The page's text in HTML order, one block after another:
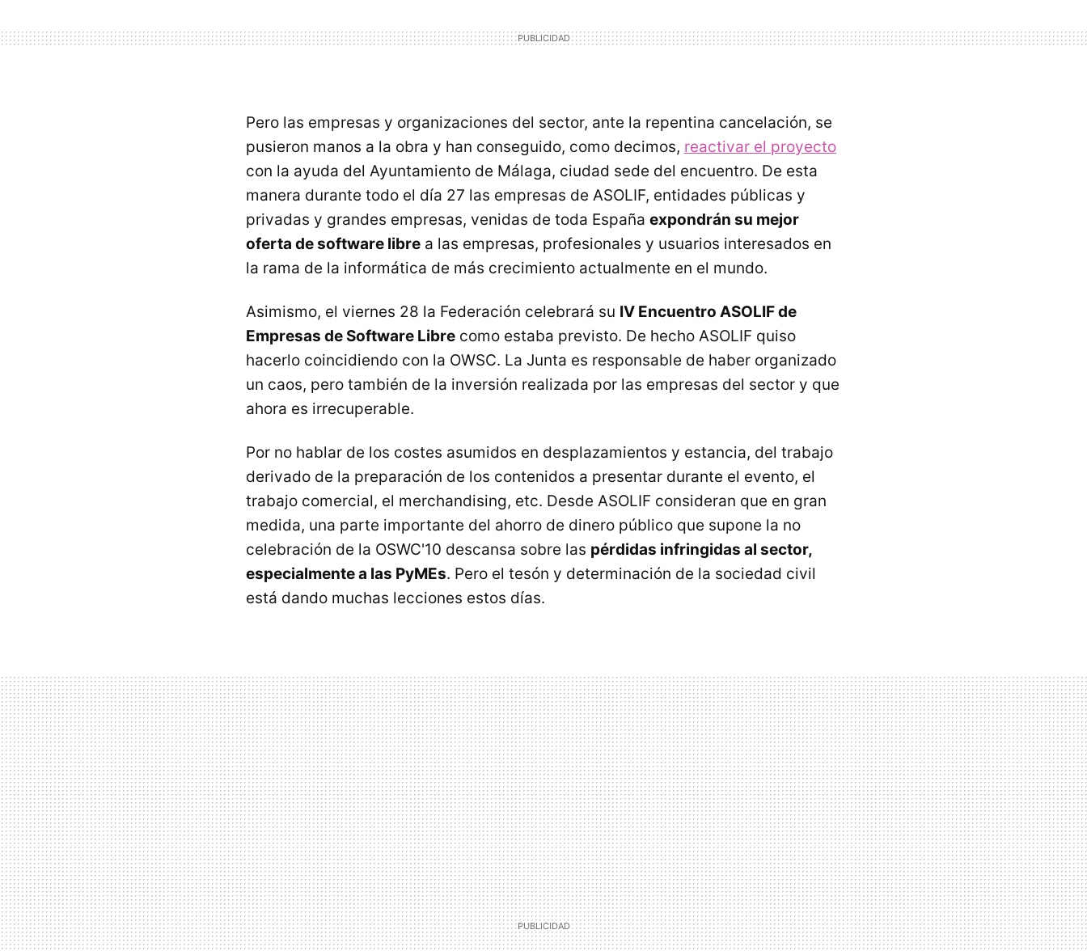
Pero las empresas y organizaciones del sector, ante la repentina cancelación, se
pusieron manos a la obra y han conseguido, como decimos, reactivar el proyecto
con la ayuda del Ayuntamiento de Málaga, ciudad sede del encuentro. De esta
manera durante todo el día 27 las empresas de ASOLIF, entidades públicas y
privadas y grandes empresas, venidas de toda España expondrán su mejor
oferta de software libre a las empresas, profesionales y usuarios interesados en
la rama de la informática de más crecimiento actualmente en el mundo.
Asimismo, el viernes 28 la Federación celebrará su IV Encuentro ASOLIF de
Empresas de Software Libre como estaba previsto. De hecho ASOLIF quiso
hacerlo coincidiendo con la OWSC. La Junta es responsable de haber organizado
un caos, pero también de la inversión realizada por las empresas del sector y que
ahora es irrecuperable.
Por no hablar de los costes asumidos en desplazamientos y estancia, del trabajo
derivado de la preparación de los contenidos a presentar durante el evento, el
trabajo comercial, el merchandising, etc. Desde ASOLIF consideran que en gran
medida, una parte importante del ahorro de dinero público que supone la no
celebración de la OSWC'10 descansa sobre las pérdidas infringidas al sector,
especialmente a las PyMEs. Pero el tesón y determinación de la sociedad civil
está dando muchas lecciones estos días.